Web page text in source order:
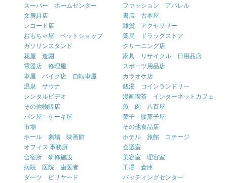
スーパー ホームセンター
ファッション アパレル
文房具店
書店 古本屋
レコード店
雑貨 アクセサリー
おもちゃ屋 ペットショップ
薬局 ドラッグストア
ガソリンスタンド
クリーニング店
花屋 造園
家具 リサイクル 日用品店
電器店 修理屋
スポーツ用品店
車屋 バイク店 自転車屋
カラオケ店
温泉 サウナ
銭湯 コインランドリー
レンタルビデオ
漫画喫茶 インターネットカフェ
その他物販店
魚 肉 八百屋
パン屋 ケーキ屋
菓子 駄菓子屋
市場
その他食品店
ホール 劇場 映画館
ホテル 旅館 コテージ
オフィス 事務所
会議室
合宿所 研修施設
美容室 理容室
病院 医院 歯医者
工場 倉庫
ダーツ ビリヤード
バッティングセンター